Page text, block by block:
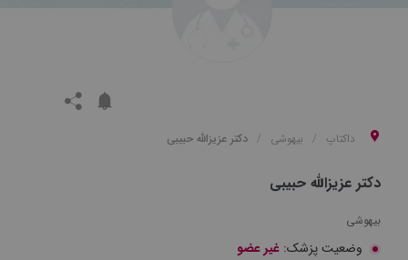
داکتاپ بیهوشی دکتر عزیزالله حبیبی
دکتر عزیزالله حبیبی
بیهوشی
وضعیت پزشک: غیر عضو